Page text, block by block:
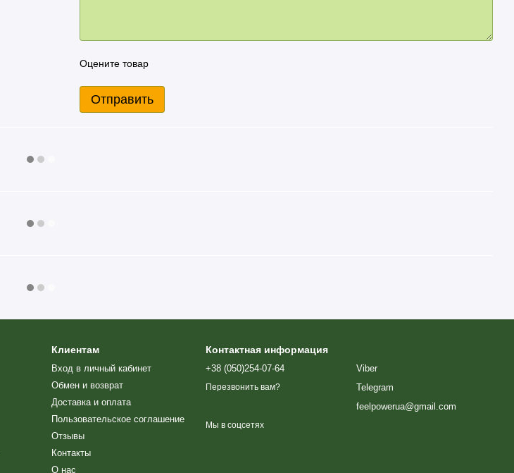
Оцените товар
Отправить
Клиентам
Вход в личный кабинет
Обмен и возврат
Доставка и оплата
Пользовательское соглашение
Отзывы
Контакты
О нас
Контактная информация
+38 (050)254-07-64
Перезвонить вам?
Viber
Telegram
feelpowerua@gmail.com
Мы в соцсетях